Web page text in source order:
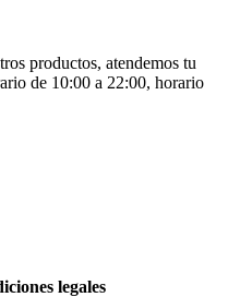
productos, atendemos tu
de 10:00 a 22:00, horario
legales